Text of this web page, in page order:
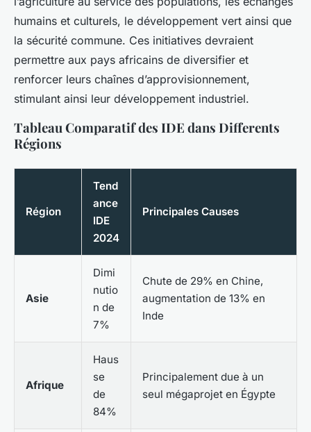
humains et culturels, le développement vert ainsi que
la sécurité commune. Ces initiatives devraient
permettre aux pays africains de diversifier et
renforcer leurs chaînes d’approvisionnement,
stimulant ainsi leur développement industriel.
Tableau Comparatif des IDE dans Differents
Régions
Région
Tend
ance
IDE
2024
Principales Causes
Asie
Dimi
nutio
n de
7%
Chute de 29% en Chine,
augmentation de 13% en
Inde
Afrique
Haus
se
de
84%
Principalement due à un
seul mégaprojet en Égypte